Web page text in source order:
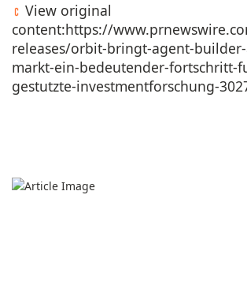
View original
content:https://
releases/orbit-bringt-agent-
markt-ein-bedeutender-fortschritt-
gestutzte-investmentforschung-